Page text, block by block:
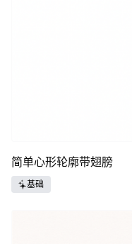
简单心形轮廓带翅膀
基础